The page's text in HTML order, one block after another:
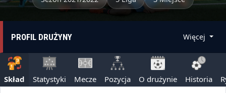
PROFIL DRUŻYNY Więcej
Skład Statystyki Mecze Pozycja O drużynie Historia